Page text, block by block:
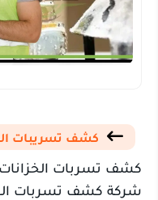
كشف تسريبات
كشف تسربات
شركة كشف تسربات